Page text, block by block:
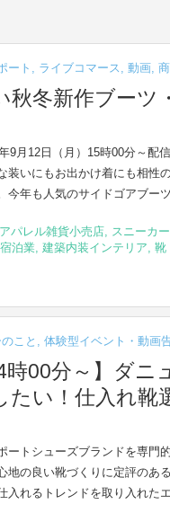
ート , ライブコマース, 動画,
秋冬新作ブーツ
9月12日（月）15時00分～配
装いにもお出かけ着にも相性
今年も人気のサイドゴアブー
アパレル雑貨小売店, スニーカー
宿泊業, 建築内装インテリア, 靴
こと , 体験型イベント・動画
時00分～】ダニ
い！仕入れ靴
ートシューズブランドを専門
地の良い靴づくりに定評のあ
入れるトレンドを取り入れた